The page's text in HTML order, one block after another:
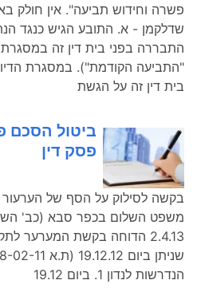
פשרה וחידוש
שדלקמן - א. התובע הגיש
"התביעה הקודמת").
בית דין זה על הגשת
ביטול הסכם
פסק דין
בקשה לסילוק על הסף של
משפט השלום בכפר סבא (כב' הש'
2.4.13 הדוחה בקשת המערער
הנדרשות לנדון 1. ביום 19.12